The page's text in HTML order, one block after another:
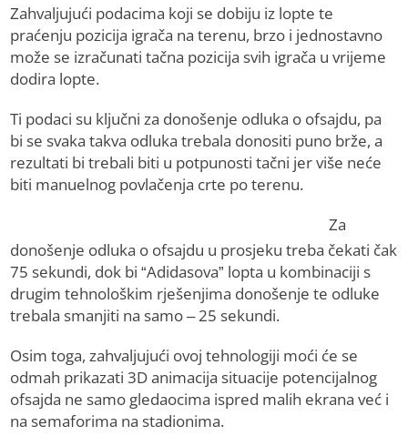
Zahvaljujući podacima koji se dobiju iz lopte te
praćenju pozicija igrača na terenu, brzo i jednostavno
može se izračunati tačna pozicija svih igrača u vrijeme
dodira lopte.
Ti podaci su ključni za donošenje odluka o ofsajdu, pa
bi se svaka takva odluka trebala donositi puno brže, a
rezultati bi trebali biti u potpunosti tačni jer više neće
biti manuelnog povlačenja crte po terenu.
Za
donošenje odluka o ofsajdu u prosjeku treba čekati čak
75 sekundi, dok bi “Adidasova” lopta u kombinaciji s
drugim tehnološkim rješenjima donošenje te odluke
trebala smanjiti na samo – 25 sekundi.
Osim toga, zahvaljujući ovoj tehnologiji moći će se
odmah prikazati 3D animacija situacije potencijalnog
ofsajda ne samo gledaocima ispred malih ekrana već i
na semaforima na stadionima.